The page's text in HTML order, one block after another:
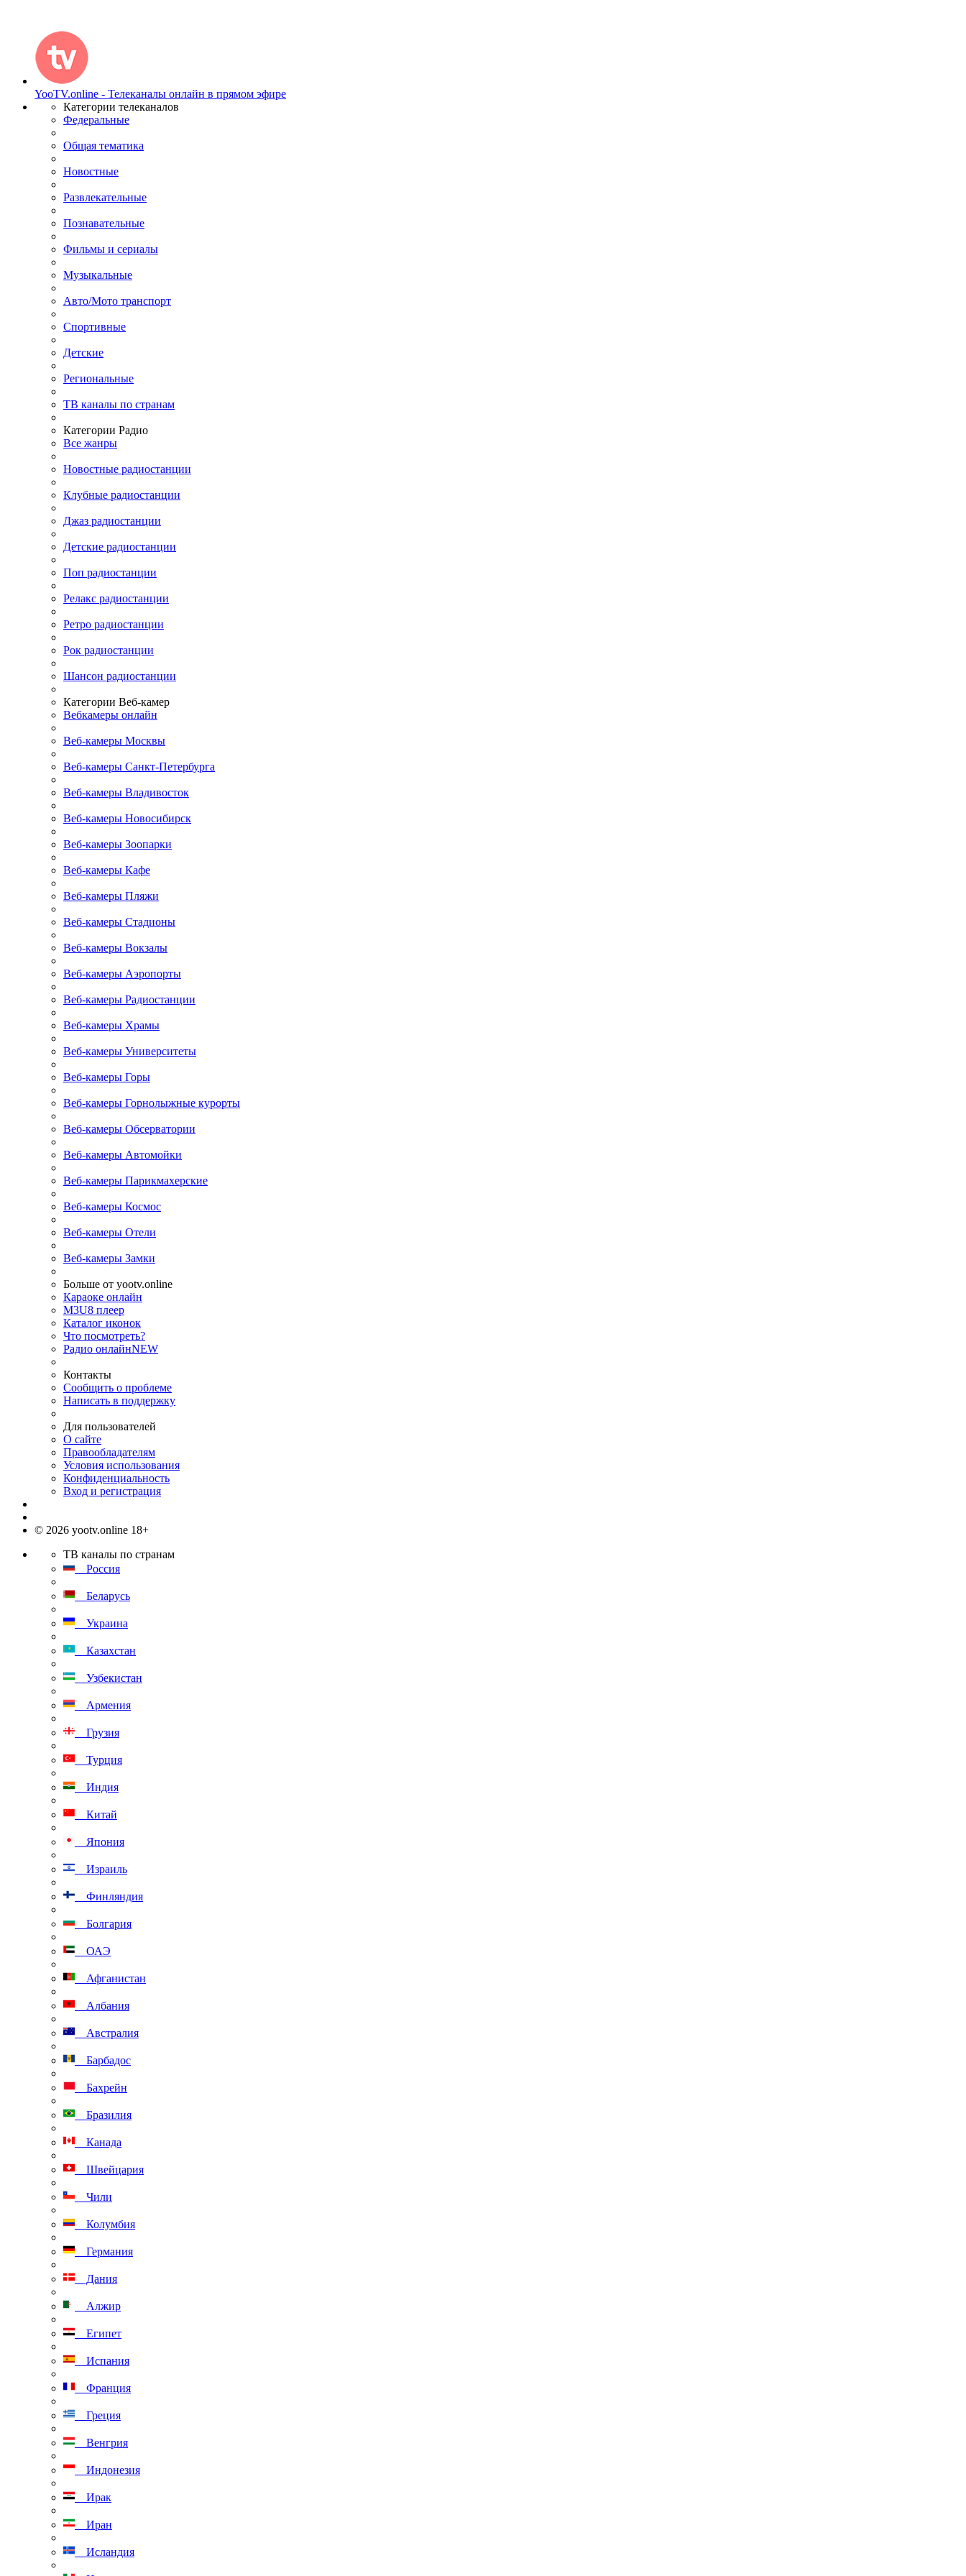
YooTV.online - Телеканалы онлайн в прямом эфире
Категории телеканалов
Федеральные
Общая тематика
Новостные
Развлекательные
Познавательные
Фильмы и сериалы
Музыкальные
Авто/Мото транспорт
Спортивные
Детские
Региональные
ТВ каналы по странам
Категории Радио
Все жанры
Новостные радиостанции
Клубные радиостанции
Джаз радиостанции
Детские радиостанции
Поп радиостанции
Релакс радиостанции
Ретро радиостанции
Рок радиостанции
Шансон радиостанции
Категории Веб-камер
Вебкамеры онлайн
Веб-камеры Москвы
Веб-камеры Санкт-Петербурга
Веб-камеры Владивосток
Веб-камеры Новосибирск
Веб-камеры Зоопарки
Веб-камеры Кафе
Веб-камеры Пляжи
Веб-камеры Стадионы
Веб-камеры Вокзалы
Веб-камеры Аэропорты
Веб-камеры Радиостанции
Веб-камеры Храмы
Веб-камеры Университеты
Веб-камеры Горы
Веб-камеры Горнолыжные курорты
Веб-камеры Обсерватории
Веб-камеры Автомойки
Веб-камеры Парикмахерские
Веб-камеры Космос
Веб-камеры Отели
Веб-камеры Замки
Больше от yootv.online
Караоке онлайн
M3U8 плеер
Каталог иконок
Что посмотреть?
Радио онлайнNEW
Контакты
Сообщить о проблеме
Написать в поддержку
Для пользователей
О сайте
Правообладателям
Условия использования
Конфиденциальность
Вход и регистрация
© 2026 yootv.online 18+
ТВ каналы по странам
Россия
Беларусь
Украина
Казахстан
Узбекистан
Армения
Грузия
Турция
Индия
Китай
Япония
Израиль
Финляндия
Болгария
ОАЭ
Афганистан
Албания
Австралия
Барбадос
Бахрейн
Бразилия
Канада
Швейцария
Чили
Колумбия
Германия
Дания
Алжир
Египет
Испания
Франция
Греция
Венгрия
Индонезия
Ирак
Иран
Исландия